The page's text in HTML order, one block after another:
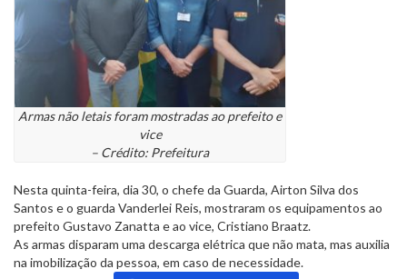
Armas não letais foram mostradas ao prefeito e
vice
– Crédito: Prefeitura
Nesta quinta-feira, dia 30, o chefe da Guarda, Airton Silva dos
Santos e o guarda Vanderlei Reis, mostraram os equipamentos ao
prefeito Gustavo Zanatta e ao vice, Cristiano Braatz.
As armas disparam uma descarga elétrica que não mata, mas auxilia
na imobilização da pessoa, em caso de necessidade.